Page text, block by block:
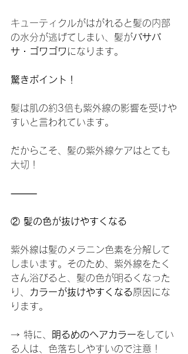
キューティクルがはがれると髪の内部
の水分が逃げてしまい、髪がパサパ
サ・ゴワゴワ になります。
驚きポイント！
髪は肌の約3倍も紫外線の影響を受けや
すいと言われています。
だからこそ、髪の紫外線ケアはとても
大切！
⸻
② 髪の色が抜けやすくなる
紫外線は髪のメラニン色素を分解して
しまいます。そのため、紫外線をたく
さん浴びると、髪の色が明るくなった
り、
カラーが抜けやすくなる原因にな
ります。
→ 特に、 明るめのヘアカラーをしてい
る人は、色落ちしやすいので注意！